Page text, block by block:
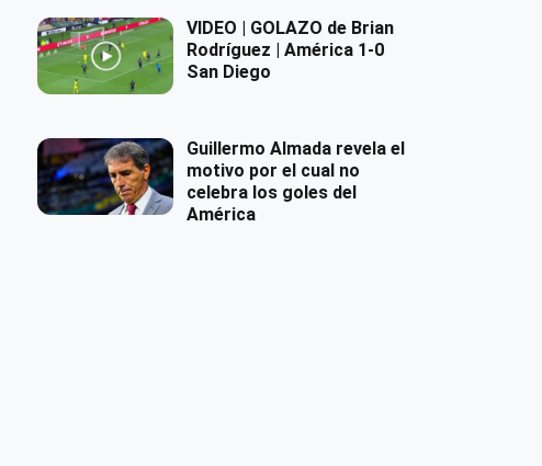
VIDEO | GOLAZO de Brian
Rodríguez | América 1-0
San Diego
Guillermo Almada revela el
motivo por el cual no
celebra los goles del
América